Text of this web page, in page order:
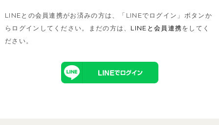
LINEとの会員連携がお済みの方は、「LINEでログイン」ボタンか
らログインしてください。まだの方は、 LINEと会員連携をしてく
ださい。